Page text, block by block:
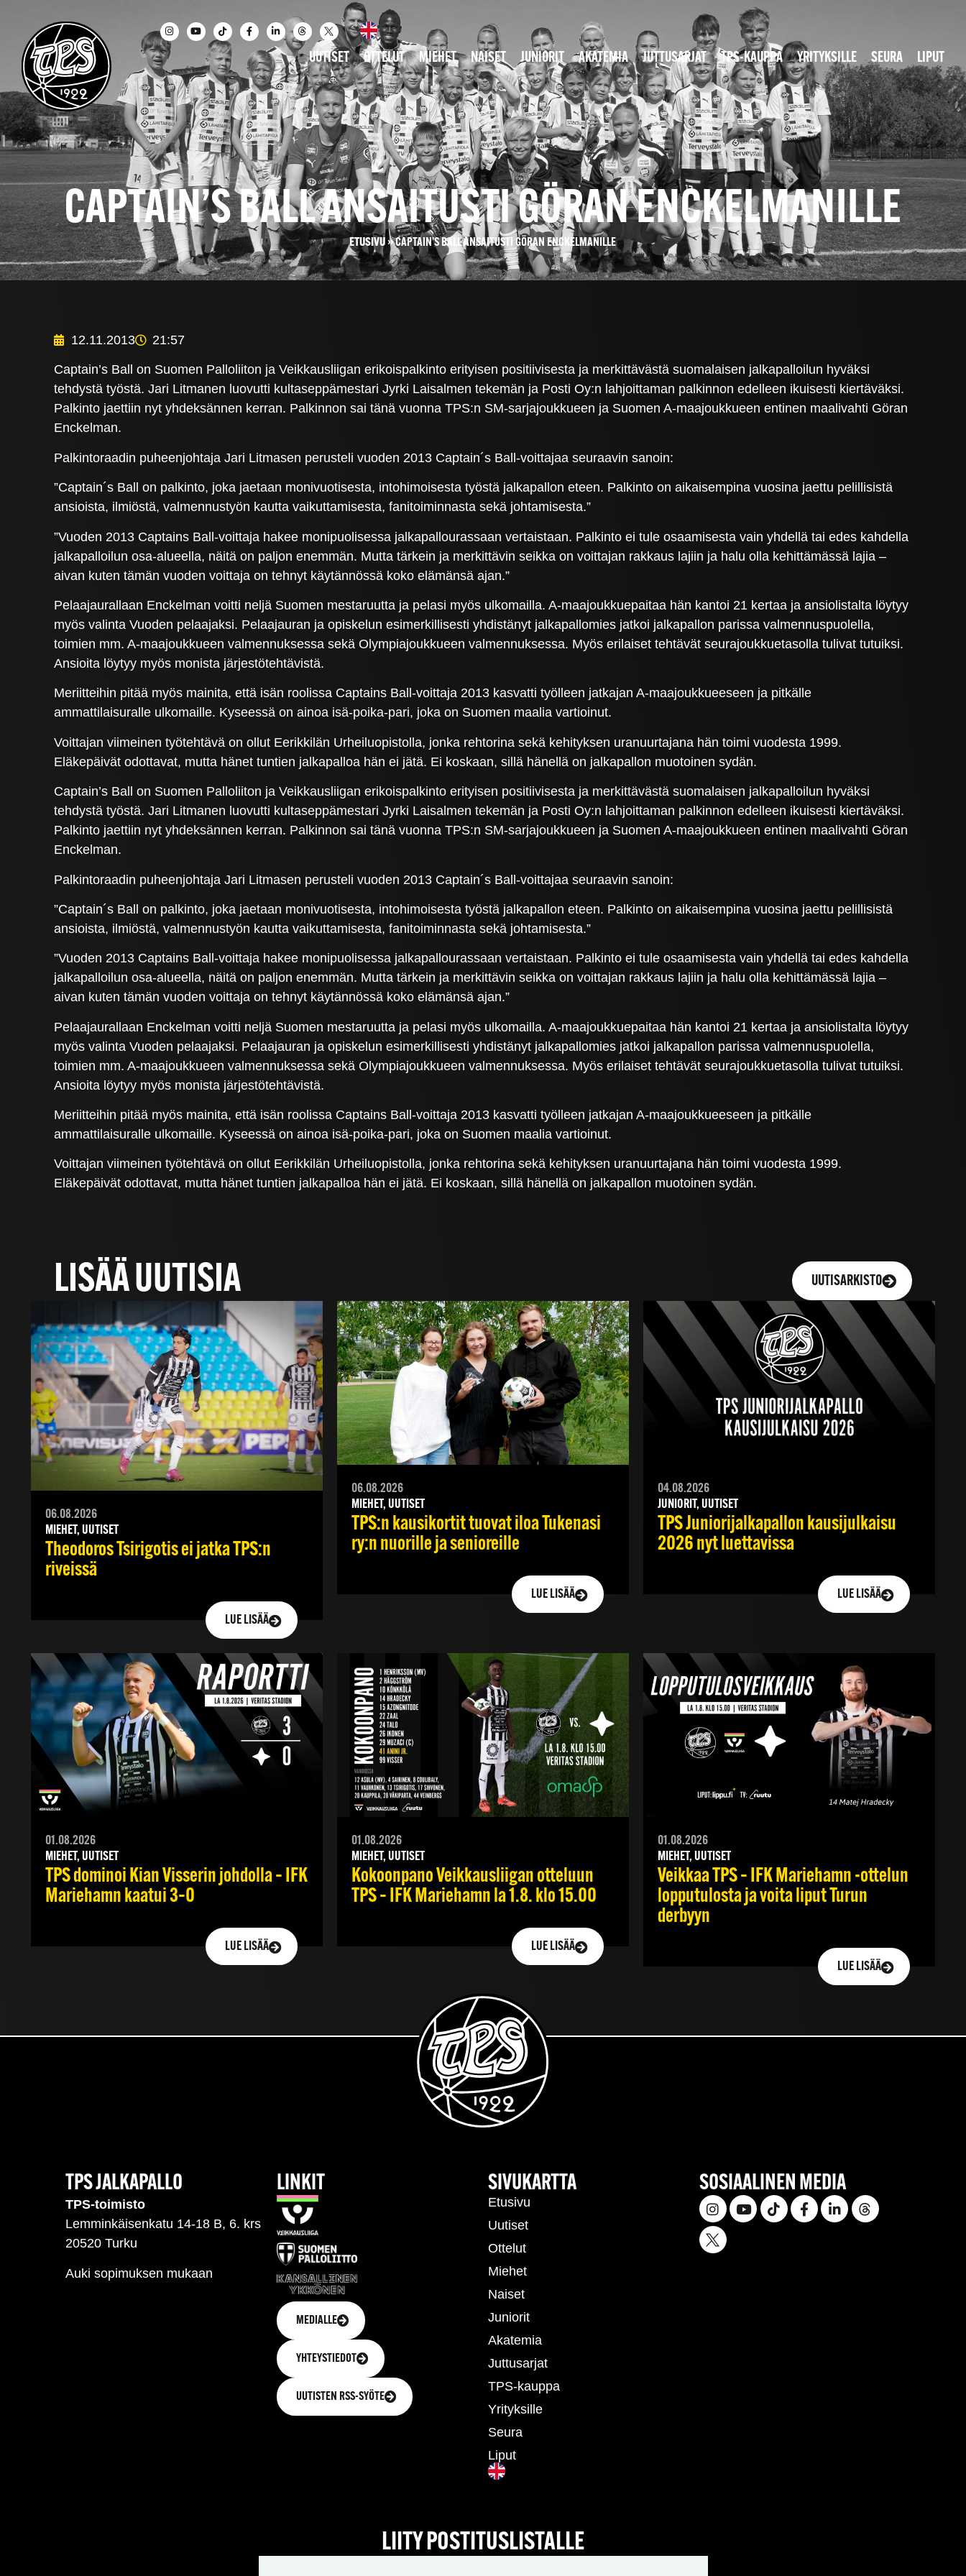
UUTISET OTTELUT MIEHET NAISET JUNIORIT AKATEMIA JUTTUSARJAT TPS-KAUPPA YRITYKSILLE SEURA LIPUT
CAPTAIN’S BALL ANSAITUSTI GÖRAN ENCKELMANILLE
ETUSIVU»CAPTAIN’S BALL ANSAITUSTI GÖRAN ENCKELMANILLE
12.11.2013 21:57
Captain’s Ball on Suomen Palloliiton ja Veikkausliigan erikoispalkinto erityisen positiivisesta ja merkittävästä suomalaisen jalkapalloilun hyväksi
tehdystä työstä. Jari Litmanen luovutti kultaseppämestari Jyrki Laisalmen tekemän ja Posti Oy:n lahjoittaman palkinnon edelleen ikuisesti kiertäväksi.
Palkinto jaettiin nyt yhdeksännen kerran. Palkinnon sai tänä vuonna TPS:n SM-sarjajoukkueen ja Suomen A-maajoukkueen entinen maalivahti Göran
Enckelman.
Palkintoraadin puheenjohtaja Jari Litmasen perusteli vuoden 2013 Captain´s Ball-voittajaa seuraavin sanoin:
”Captain´s Ball on palkinto, joka jaetaan monivuotisesta, intohimoisesta työstä jalkapallon eteen. Palkinto on aikaisempina vuosina jaettu pelillisistä
ansioista, ilmiöstä, valmennustyön kautta vaikuttamisesta, fanitoiminnasta sekä johtamisesta.”
”Vuoden 2013 Captains Ball-voittaja hakee monipuolisessa jalkapallourassaan vertaistaan. Palkinto ei tule osaamisesta vain yhdellä tai edes kahdella
jalkapalloilun osa-alueella, näitä on paljon enemmän. Mutta tärkein ja merkittävin seikka on voittajan rakkaus lajiin ja halu olla kehittämässä lajia –
aivan kuten tämän vuoden voittaja on tehnyt käytännössä koko elämänsä ajan.”
Pelaajaurallaan Enckelman voitti neljä Suomen mestaruutta ja pelasi myös ulkomailla. A-maajoukkuepaitaa hän kantoi 21 kertaa ja ansiolistalta löytyy
myös valinta Vuoden pelaajaksi. Pelaajauran ja opiskelun esimerkillisesti yhdistänyt jalkapallomies jatkoi jalkapallon parissa valmennuspuolella,
toimien mm. A-maajoukkueen valmennuksessa sekä Olympiajoukkueen valmennuksessa. Myös erilaiset tehtävät seurajoukkuetasolla tulivat tutuiksi.
Ansioita löytyy myös monista järjestötehtävistä.
Meriitteihin pitää myös mainita, että isän roolissa Captains Ball-voittaja 2013 kasvatti työlleen jatkajan A-maajoukkueeseen ja pitkälle
ammattilaisuralle ulkomaille. Kyseessä on ainoa isä-poika-pari, joka on Suomen maalia vartioinut.
Voittajan viimeinen työtehtävä on ollut Eerikkilän Urheiluopistolla, jonka rehtorina sekä kehityksen uranuurtajana hän toimi vuodesta 1999.
Eläkepäivät odottavat, mutta hänet tuntien jalkapalloa hän ei jätä. Ei koskaan, sillä hänellä on jalkapallon muotoinen sydän.
Captain’s Ball on Suomen Palloliiton ja Veikkausliigan erikoispalkinto erityisen positiivisesta ja merkittävästä suomalaisen jalkapalloilun hyväksi
tehdystä työstä. Jari Litmanen luovutti kultaseppämestari Jyrki Laisalmen tekemän ja Posti Oy:n lahjoittaman palkinnon edelleen ikuisesti kiertäväksi.
Palkinto jaettiin nyt yhdeksännen kerran. Palkinnon sai tänä vuonna TPS:n SM-sarjajoukkueen ja Suomen A-maajoukkueen entinen maalivahti Göran
Enckelman.
Palkintoraadin puheenjohtaja Jari Litmasen perusteli vuoden 2013 Captain´s Ball-voittajaa seuraavin sanoin:
”Captain´s Ball on palkinto, joka jaetaan monivuotisesta, intohimoisesta työstä jalkapallon eteen. Palkinto on aikaisempina vuosina jaettu pelillisistä
ansioista, ilmiöstä, valmennustyön kautta vaikuttamisesta, fanitoiminnasta sekä johtamisesta.”
”Vuoden 2013 Captains Ball-voittaja hakee monipuolisessa jalkapallourassaan vertaistaan. Palkinto ei tule osaamisesta vain yhdellä tai edes kahdella
jalkapalloilun osa-alueella, näitä on paljon enemmän. Mutta tärkein ja merkittävin seikka on voittajan rakkaus lajiin ja halu olla kehittämässä lajia –
aivan kuten tämän vuoden voittaja on tehnyt käytännössä koko elämänsä ajan.”
Pelaajaurallaan Enckelman voitti neljä Suomen mestaruutta ja pelasi myös ulkomailla. A-maajoukkuepaitaa hän kantoi 21 kertaa ja ansiolistalta löytyy
myös valinta Vuoden pelaajaksi. Pelaajauran ja opiskelun esimerkillisesti yhdistänyt jalkapallomies jatkoi jalkapallon parissa valmennuspuolella,
toimien mm. A-maajoukkueen valmennuksessa sekä Olympiajoukkueen valmennuksessa. Myös erilaiset tehtävät seurajoukkuetasolla tulivat tutuiksi.
Ansioita löytyy myös monista järjestötehtävistä.
Meriitteihin pitää myös mainita, että isän roolissa Captains Ball-voittaja 2013 kasvatti työlleen jatkajan A-maajoukkueeseen ja pitkälle
ammattilaisuralle ulkomaille. Kyseessä on ainoa isä-poika-pari, joka on Suomen maalia vartioinut.
Voittajan viimeinen työtehtävä on ollut Eerikkilän Urheiluopistolla, jonka rehtorina sekä kehityksen uranuurtajana hän toimi vuodesta 1999.
Eläkepäivät odottavat, mutta hänet tuntien jalkapalloa hän ei jätä. Ei koskaan, sillä hänellä on jalkapallon muotoinen sydän.
LISÄÄ UUTISIA UUTISARKISTO
06.08.2026
MIEHET, UUTISET
Theodoros Tsirigotis ei jatka TPS:n
riveissä
LUE LISÄÄ
06.08.2026
MIEHET, UUTISET
TPS:n kausikortit tuovat iloa Tukenasi
ry:n nuorille ja senioreille
LUE LISÄÄ
04.08.2026
JUNIORIT, UUTISET
TPS Juniorijalkapallon kausijulkaisu
2026 nyt luettavissa
LUE LISÄÄ
01.08.2026
MIEHET, UUTISET
TPS dominoi Kian Visserin johdolla – IFK
Mariehamn kaatui 3–0
LUE LISÄÄ
01.08.2026
MIEHET, UUTISET
Kokoonpano Veikkausliigan otteluun
TPS – IFK Mariehamn la 1.8. klo 15.00
LUE LISÄÄ
01.08.2026
MIEHET, UUTISET
Veikkaa TPS – IFK Mariehamn -ottelun
lopputulosta ja voita liput Turun
derbyyn
LUE LISÄÄ
TPS JALKAPALLO
TPS-toimisto
Lemminkäisenkatu 14-18 B, 6. krs
20520 Turku
Auki sopimuksen mukaan
LINKIT
MEDIALLE
YHTEYSTIEDOT
UUTISTEN RSS-SYÖTE
SIVUKARTTA
Etusivu
Uutiset
Ottelut
Miehet
Naiset
Juniorit
Akatemia
Juttusarjat
TPS-kauppa
Yrityksille
Seura
Liput
SOSIAALINEN MEDIA
LIITY POSTITUSLISTALLE